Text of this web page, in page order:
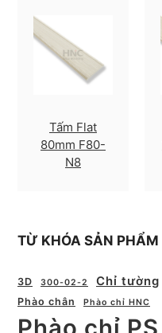
Tấm Flat
80mm F80-
N8
TỪ KHÓA SẢN PHẨM
3D 300-02-2 Chỉ tường
Phào chân
Phào chỉ HNC